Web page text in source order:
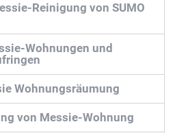
Reinigung von SUMO
Wohnungen und
Wohnungsräumung
von Messie-Wohnung